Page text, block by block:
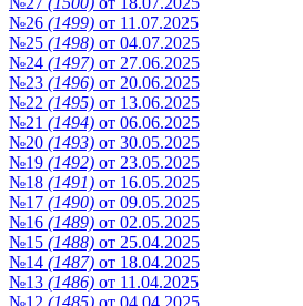
№26 (1499) от 11.07.2025
№25 (1498) от 04.07.2025
№24 (1497) от 27.06.2025
№23 (1496) от 20.06.2025
№22 (1495) от 13.06.2025
№21 (1494) от 06.06.2025
№20 (1493) от 30.05.2025
№19 (1492) от 23.05.2025
№18 (1491) от 16.05.2025
№17 (1490) от 09.05.2025
№16 (1489) от 02.05.2025
№15 (1488) от 25.04.2025
№14 (1487) от 18.04.2025
№13 (1486) от 11.04.2025
№12 (1485) от 04.04.2025